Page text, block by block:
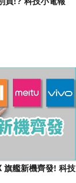
艦新機齊發! 科技